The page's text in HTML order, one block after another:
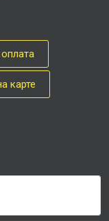
карте